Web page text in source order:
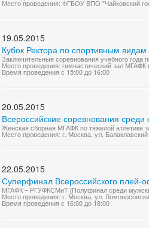
Место проведения: ФГБОУ ВПО "Чайковский
19.05.2015
Кубок Ректора по спортивным видам
Заключительные соревнования учебного года
Место проведения: гимнастический зал
Время проведения с 15:00 до 16:00
20.05.2015
Всероссийские соревнования
Женская сборная МГАФК по тяжелой атлетике
Место проведения: г. Москва, ул.
22.05.2015
Суперфинал Всероссийского плей-
МГАФК – РГУФКСМиТ [Полуфинал среди
Место проведения: г. Москва, ул.
Время проведения с 16:00 до 18:00